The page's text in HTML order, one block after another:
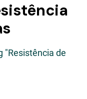
"Resistência de